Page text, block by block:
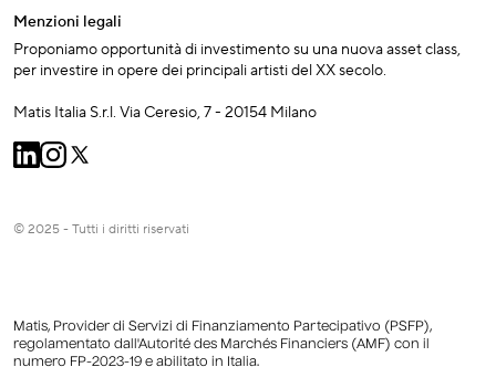
Proponiamo opportunità di investimento su una nuova asset class,
per investire in opere dei principali artisti del XX secolo.
Matis Italia S.r.l. Via Ceresio, 7 - 20154 Milano
Menzioni legali
© 2025 - Tutti i diritti riservati
Matis, Provider di Servizi di Finanziamento Partecipativo (PSFP),
regolamentato dall'Autorité des Marchés Financiers (AMF) con il
numero FP-2023-19 e abilitato in Italia.